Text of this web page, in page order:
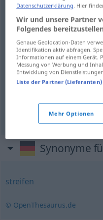
tocarem antastena. FIG
apalpar antasten
ofender antasten Ehre
antasten
antasten (≈
Synonyme
streifen
© OpenThesaurus.de
Datenschutzerklärung. Hier
Wir und unsere Partner
Folgendes
Genaue Geolocation-Daten
Identifikation aktiv abfragen.
Informationen auf einem Gerät.
Messung von Werbung und
Entwicklung von
Liste der Partner (Lieferanten)
Mehr Optionen